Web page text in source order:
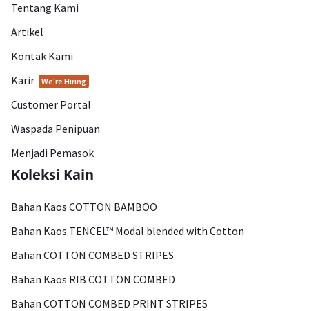
Tentang Kami
Artikel
Kontak Kami
Karir
We're Hiring
Customer Portal
Waspada Penipuan
Menjadi Pemasok
Koleksi Kain
Bahan Kaos COTTON BAMBOO
Bahan Kaos TENCEL™ Modal blended with Cotton
Bahan COTTON COMBED STRIPES
Bahan Kaos RIB COTTON COMBED
Bahan COTTON COMBED PRINT STRIPES